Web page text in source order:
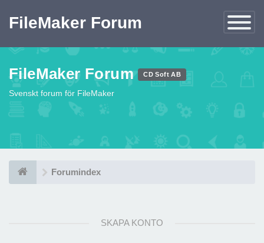
Växla
FileMaker Forum
FileMaker Forum CD Soft AB
Svenskt forum för FileMaker
Forumindex
SKAPA KONTO